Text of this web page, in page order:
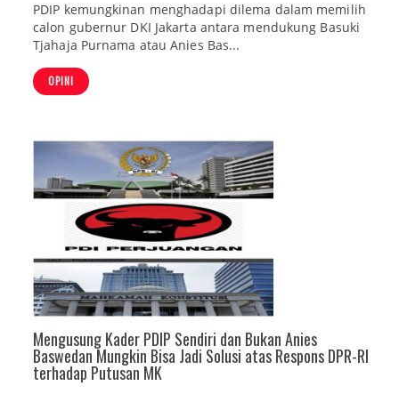
PDIP kemungkinan menghadapi dilema dalam memilih
calon gubernur DKI Jakarta antara mendukung Basuki
Tjahaja Purnama atau Anies Bas...
OPINI
Mengusung Kader PDIP Sendiri dan Bukan Anies
Baswedan Mungkin Bisa Jadi Solusi atas Respons DPR-RI
terhadap Putusan MK